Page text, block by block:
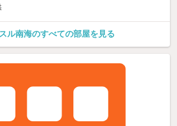
ル南海のすべての部屋を見る